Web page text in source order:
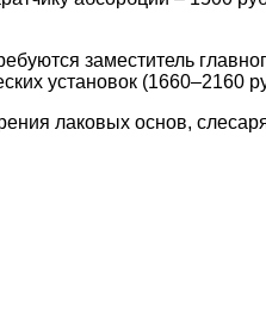
заместитель
установок (1660–2160
лаковых основ,